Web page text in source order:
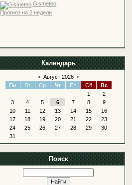
Gismeteo
Прогноз на 2 недели
Календарь
« Август 2026 »
Пн
Вт Ср Чт Пт Сб
Вс
1
2
3
4 5 6 7 8
9
10
11 12 13 14 15
16
17
18 19 20 21 22
23
24
25 26 27 28 29
30
31
Поиск